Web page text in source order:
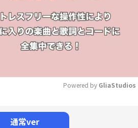
Powered by GliaStudios
通常ver